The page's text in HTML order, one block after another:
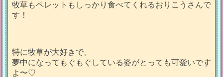
牧草もペレットもしっかり食べてくれるおりこうさんで
す！
特に牧草が大好きで、
夢中になってもぐもぐしている姿がとっても可愛いです
よ〜♡